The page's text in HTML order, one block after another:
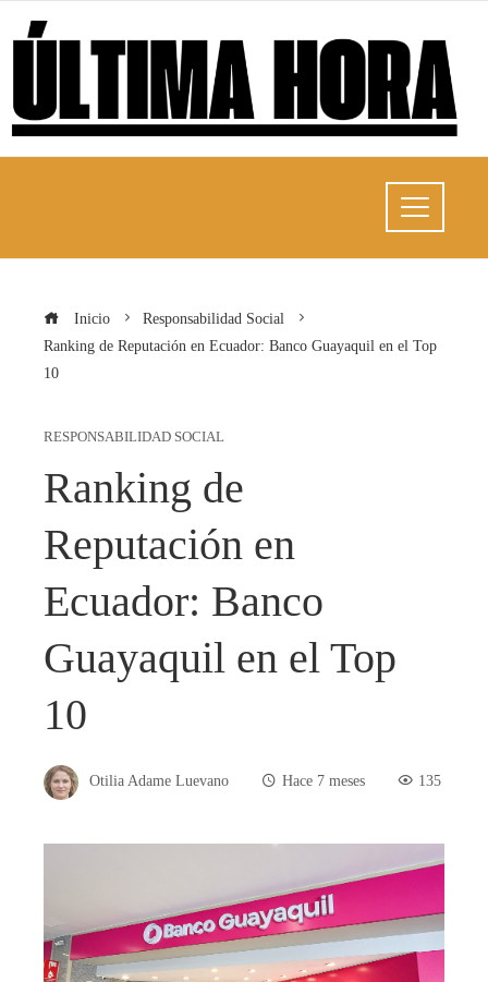
Inicio
Responsabilidad Social
Ranking de Reputación en Ecuador: Banco Guayaquil en el Top
10
RESPONSABILIDAD SOCIAL
Ranking de
Reputación en
Ecuador: Banco
Guayaquil en el Top
10
Otilia Adame Luevano Hace 7 meses 135